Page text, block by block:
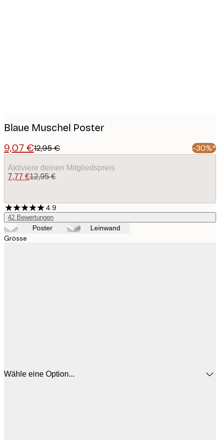
Blaue Muschel Poster
9,07 €12,95 € -30%*
Aktiviere deinen Mitgliedspreis
7,77 €12,95 €
4.9
42 Bewertungen
Poster Leinwand
Grösse
Wähle eine Option...